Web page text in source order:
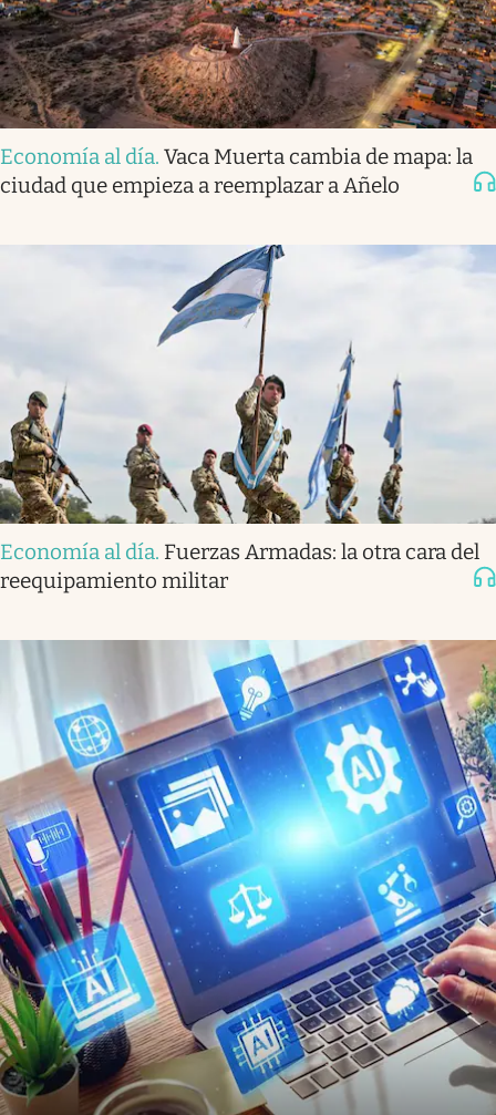
Economía al día. Vaca Muerta cambia de mapa: la
ciudad que empieza a reemplazar a Añelo
Economía al día. Fuerzas Armadas: la otra cara del
reequipamiento militar